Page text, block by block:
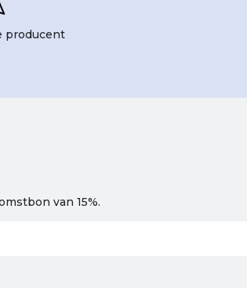
producent
van 15%.